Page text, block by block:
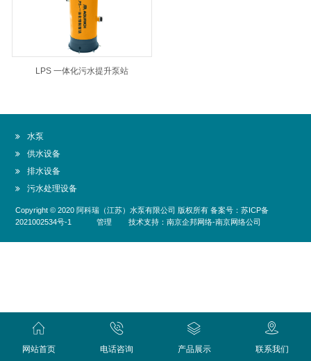
LPS 一体化污水提升泵站
水泵
供水设备
排水设备
污水处理设备
Copyright © 2020 阿科瑞（江苏）水泵有限公司 版权所有 备案号：苏ICP备
2021002534号-1
管理 技术支持：南京企邦网络-南京网络公司
网站首页 电话咨询 产品展示 联系我们